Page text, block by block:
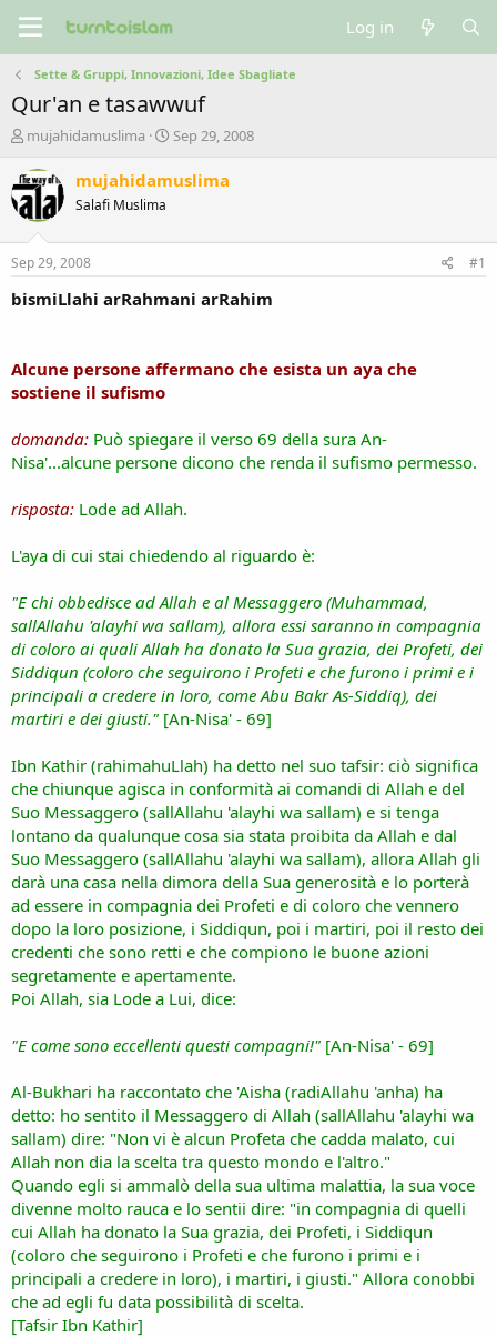
Log in
Sette & Gruppi, Innovazioni, Idee Sbagliate
Qur'an e tasawwuf
T
r
e
a
t
a
r
mujahidamuslima
S
a
e
Sep 29, 2008
mujahidamuslima
Salafi Muslima
Sep 29, 2008 #1
bismiLlahi arRahmani arRahim
Alcune persone affermano che esista un aya che
sostiene il sufismo
domanda: Può spiegare il verso 69 della sura An-
Nisa'...alcune persone dicono che renda il sufismo permesso.
risposta: Lode ad Allah.
L'aya di cui stai chiedendo al riguardo è:
"E chi obbedisce ad Allah e al Messaggero (Muhammad,
sallAllahu 'alayhi wa sallam), allora essi saranno in compagnia
di coloro ai quali Allah ha donato la Sua grazia, dei Profeti, dei
Siddiqun (coloro che seguirono i Profeti e che furono i primi e i
principali a credere in loro, come Abu Bakr As-Siddiq), dei
martiri e dei giusti." [An-Nisa' - 69]
Ibn Kathir (rahimahuLlah) ha detto nel suo tafsir: ciò significa
che chiunque agisca in conformità ai comandi di Allah e del
Suo Messaggero (sallAllahu 'alayhi wa sallam) e si tenga
lontano da qualunque cosa sia stata proibita da Allah e dal
Suo Messaggero (sallAllahu 'alayhi wa sallam), allora Allah gli
darà una casa nella dimora della Sua generosità e lo porterà
ad essere in compagnia dei Profeti e di coloro che vennero
dopo la loro posizione, i Siddiqun, poi i martiri, poi il resto dei
credenti che sono retti e che compiono le buone azioni
segretamente e apertamente.
Poi Allah, sia Lode a Lui, dice:
"E come sono eccellenti questi compagni!" [An-Nisa' - 69]
Al-Bukhari ha raccontato che 'Aisha (radiAllahu 'anha) ha
detto: ho sentito il Messaggero di Allah (sallAllahu 'alayhi wa
sallam) dire: "Non vi è alcun Profeta che cadda malato, cui
Allah non dia la scelta tra questo mondo e l'altro."
Quando egli si ammalò della sua ultima malattia, la sua voce
divenne molto rauca e lo sentii dire: "in compagnia di quelli
cui Allah ha donato la Sua grazia, dei Profeti, i Siddiqun
(coloro che seguirono i Profeti e che furono i primi e i
principali a credere in loro), i martiri, i giusti." Allora conobbi
che ad egli fu data possibilità di scelta.
[Tafsir Ibn Kathir]